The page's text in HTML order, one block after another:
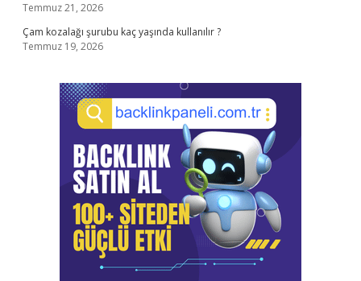
Temmuz 21, 2026
Çam kozalağı şurubu kaç yaşında kullanılır ?
Temmuz 19, 2026